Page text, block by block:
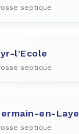
septique
l'Ecole
septique
en-Laye
septique